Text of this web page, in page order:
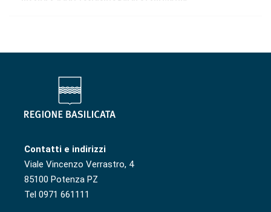
Contatti e indirizzi
Viale Vincenzo Verrastro, 4
85100 Potenza PZ
Tel 0971 661111